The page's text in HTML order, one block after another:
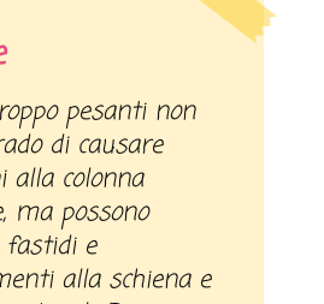
di causare
alla colonna
ma possono
fastidi e
alla schiena e